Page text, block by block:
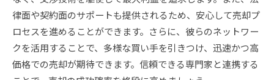
律面や契約面のサポートも提供されるため、安心して売却プ
ロセスを進めることができます。さらに、彼らのネットワー
クを活用することで、多様な買い手を引きつけ、迅速かつ高
価格での売却が期待できます。信頼できる専門家と連携する